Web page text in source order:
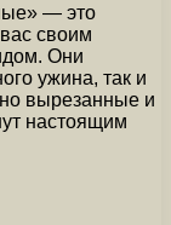
— это
своим
Они
ужина, так и
вырезанные и
настоящим